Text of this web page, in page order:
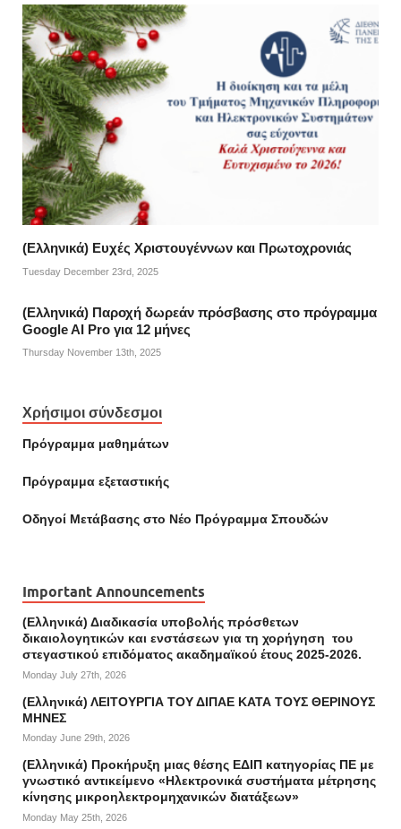
(Ελληνικά) Ευχές Χριστουγέννων και Πρωτοχρονιάς
Tuesday December 23rd, 2025
(Ελληνικά) Παροχή δωρεάν πρόσβασης στο πρόγραμμα
Google AI Pro για 12 μήνες
Thursday November 13th, 2025
Χρήσιμοι σύνδεσμοι
Πρόγραμμα μαθημάτων
Πρόγραμμα εξεταστικής
Οδηγοί Mετάβασης στο Νέο Πρόγραμμα Σπουδών
Important Announcements
(Ελληνικά) Διαδικασία υποβολής πρόσθετων
δικαιολογητικών και ενστάσεων για τη χορήγηση του
στεγαστικού επιδόματος ακαδημαϊκού έτους 2025-2026.
Monday July 27th, 2026
(Ελληνικά) ΛΕΙΤΟΥΡΓΙΑ ΤΟΥ ΔΙΠΑΕ ΚΑΤΑ ΤΟΥΣ ΘΕΡΙΝΟΥΣ
ΜΗΝΕΣ
Monday June 29th, 2026
(Ελληνικά) Προκήρυξη μιας θέσης ΕΔΙΠ κατηγορίας ΠΕ με
γνωστικό αντικείμενο «Ηλεκτρονικά συστήματα μέτρησης
κίνησης μικροηλεκτρομηχανικών διατάξεων»
Monday May 25th, 2026